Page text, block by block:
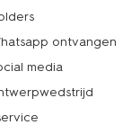
ontvangen
media